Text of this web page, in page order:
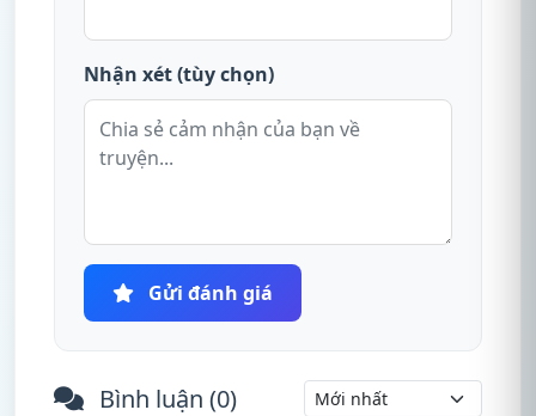
Nhận xét (tùy chọn)
Gửi đánh giá
Bình luận (0)